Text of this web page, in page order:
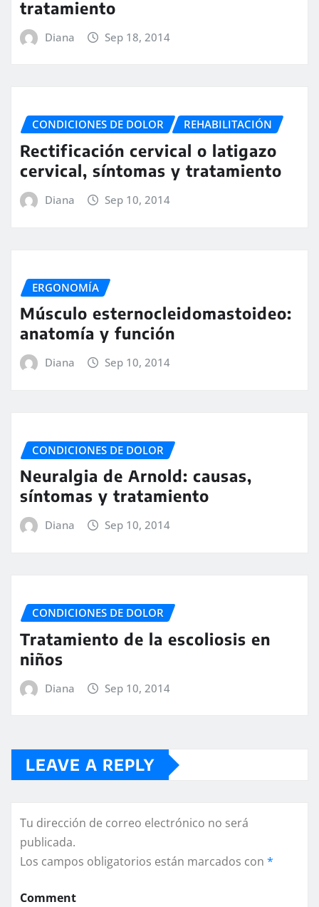
tratamiento
Diana Sep 18, 2014
CONDICIONES DE DOLOR REHABILITACIÓN
Rectificación cervical o latigazo
cervical, síntomas y tratamiento
Diana Sep 10, 2014
ERGONOMÍA
Músculo esternocleidomastoideo:
anatomía y función
Diana Sep 10, 2014
CONDICIONES DE DOLOR
Neuralgia de Arnold: causas,
síntomas y tratamiento
Diana Sep 10, 2014
CONDICIONES DE DOLOR
Tratamiento de la escoliosis en
niños
Diana Sep 10, 2014
LEAVE A REPLY
Tu dirección de correo electrónico no será
publicada.
Los campos obligatorios están marcados con *
Comment